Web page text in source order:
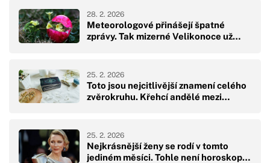
Meteorologové přinášejí špatné
zprávy. Tak mizerné Velikonoce už…
28. 2. 2026
Toto jsou nejcitlivější znamení celého
zvěrokruhu. Křehcí andělé mezi…
25. 2. 2026
Nejkrásnější ženy se rodí v tomto
jediném měsíci. Tohle není horoskop…
25. 2. 2026